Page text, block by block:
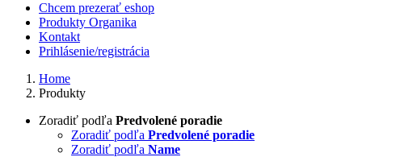
Chcem prezerať eshop
Produkty Organika
Kontakt
Prihlásenie/registrácia
Home
Produkty
Zoradiť podľa Predvolené poradie
Zoradiť podľa Predvolené poradie
Zoradiť podľa Name